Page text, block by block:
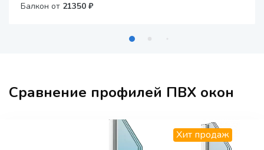
Балкон от 21350 ₽
Сравнение профилей ПВХ окон
Хит продаж